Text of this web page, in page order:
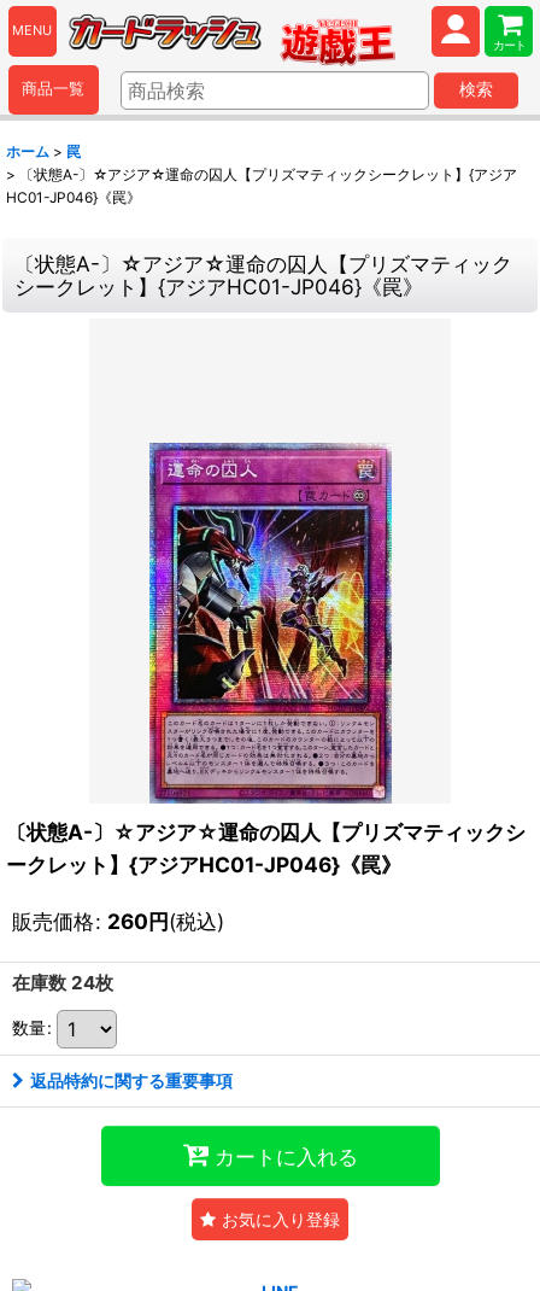
MENU
カート
商品一覧 検索
ホーム > 罠
>
〔状態A-〕☆アジア☆運命の囚人【プリズマティックシークレット】{アジア
HC01-JP046}《罠》
〔状態A-〕☆アジア☆運命の囚人【プリズマティック
シークレット】{アジアHC01-JP046}《罠》
〔状態A-〕☆アジア☆運命の囚人【プリズマティックシ
ークレット】{アジアHC01-JP046}《罠》
販売価格: 260円(税込)
在庫数 24枚
数量:
返品特約に関する重要事項
カートに入れる
お気に入り登録